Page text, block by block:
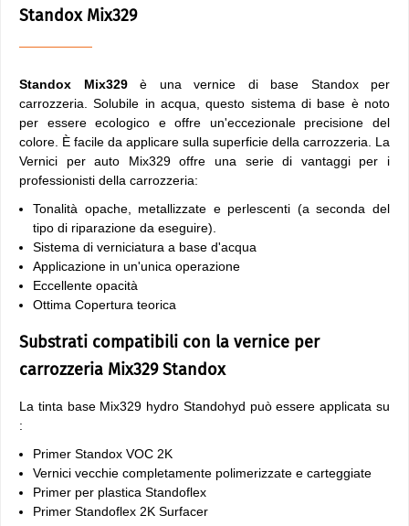
Standox Mix329
Standox Mix329è una vernice di base Standox per
carrozzeria. Solubile in acqua, questo sistema di base è noto
per essere ecologico e offre un'eccezionale precisione del
colore. È facile da applicare sulla superficie della carrozzeria. La
Vernici per auto Mix329 offre una serie di vantaggi per i
professionisti della carrozzeria:
Tonalità opache, metallizzate e perlescenti (a seconda del
tipo di riparazione da eseguire).
Sistema di verniciatura a base d'acqua
Applicazione in un'unica operazione
Eccellente opacità
Ottima Copertura teorica
Substrati compatibili con la vernice per
carrozzeria Mix329 Standox
La tinta base Mix329 hydro Standohyd può essere applicata su
:
Primer Standox VOC 2K
Vernici vecchie completamente polimerizzate e carteggiate
Primer per plastica Standoflex
Primer Standoflex 2K Surfacer